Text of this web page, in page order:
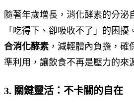
隨著年歲增長，消化酵素的分泌
「吃得下、卻吸收不了」的困擾
合消化酵素 ，減輕體內負擔，
準利用，讓飲食不再是壓力的來
3. 關鍵靈活：不卡關的自在